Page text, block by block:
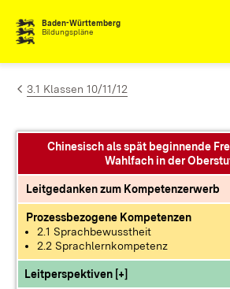
Zum Inhalt springen
Baden-Württemberg
Bildungspläne
3.1 Klassen 10/11/12
Chinesisch als spät beginnende
Wahlfach in der
Leitgedanken zum Kompetenzerwerb
Prozessbezogene Kompetenzen
2.1 Sprachbewusstheit
2.2 Sprachlernkompetenz
Leitperspektiven [+]